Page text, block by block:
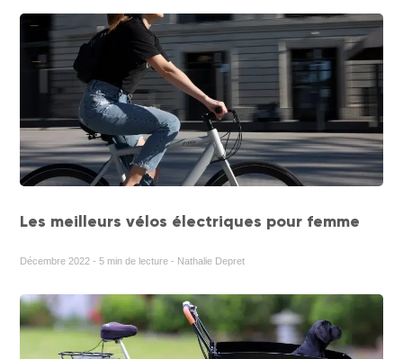
Les meilleurs vélos électriques pour femme
Décembre 2022 - 5 min de lecture - Nathalie Depret